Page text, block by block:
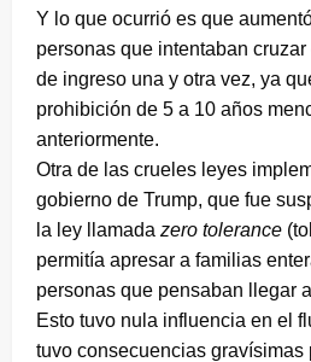
Y lo que ocurrió es que
personas que intentaban
de ingreso una y otra vez, ya
prohibición de 5 a 10 años
anteriormente.
Otra de las crueles leyes
gobierno de Trump, que fue
la ley llamada zero tolerance
permitía apresar a familias
personas que pensaban llegar
Esto tuvo nula influencia en el
tuvo consecuencias gravísimas